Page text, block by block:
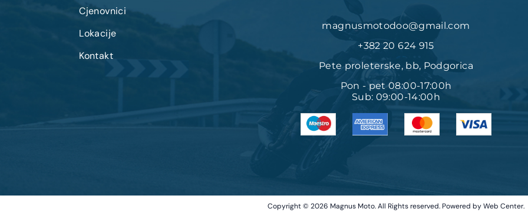
Cjenovnici
Lokacije
Kontakt
magnusmotodoo@gmail.com
+382 20 624 915
Pete proleterske, bb, Podgorica
Pon - pet 08:00-17:00h
Sub: 09:00-14:00h
Copyright © 2026 Magnus Moto. All Rights reserved. Powered byWeb Center.